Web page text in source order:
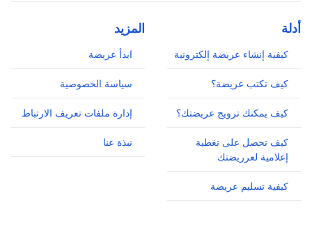
أدلة
كيفية إنشاء عريضة إلكترونية
كيف تكتب عريضة؟
كيف يمكنك ترويج عريضتك؟
كيف تحصل على تغطية
إعلامية لعرريضتك
كيفية تسليم عريضة
المزيد
ابدأ عريضة
سياسة الخصوصية
إدارة ملفات تعريف الارتباط
نبذة عنا